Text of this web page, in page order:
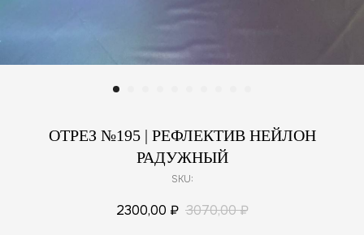
ОТРЕЗ №195 | РЕФЛЕКТИВ НЕЙЛОН
РАДУЖНЫЙ
SKU:
2300,00 ₽ 3070,00₽